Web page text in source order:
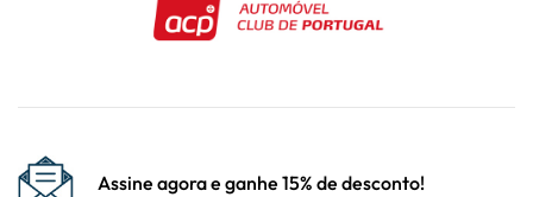
Assine agora e ganhe 15% de desconto!